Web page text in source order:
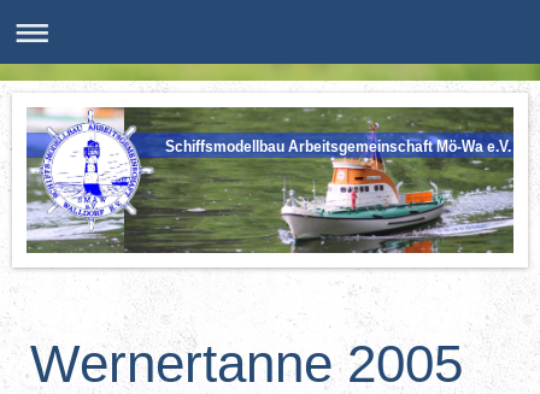
Schiffsmodellbau Arbeitsgemeinschaft Mö-Wa e.V.
Wernertanne 2005